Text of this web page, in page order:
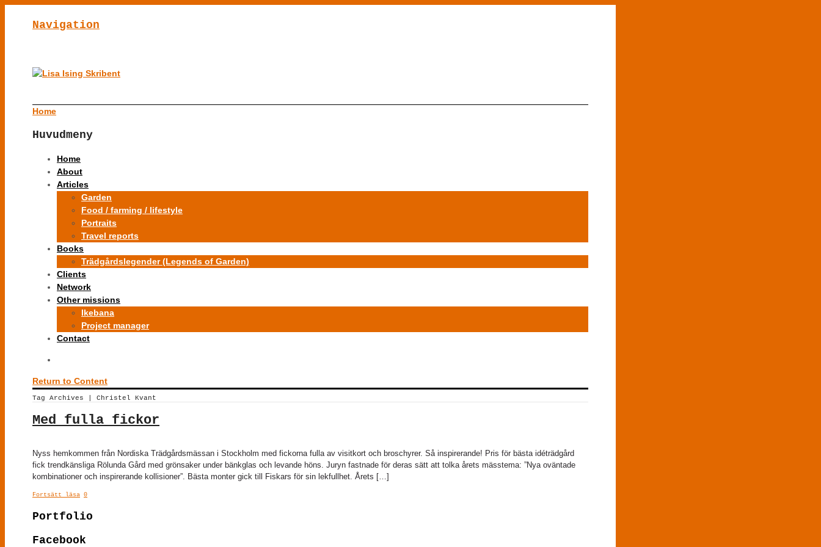
Navigation
Home
Huvudmeny
Home
About
Articles
Garden
Food / farming / lifestyle
Portraits
Travel reports
Books
Trädgårdslegender (Legends of Garden)
Clients
Network
Other missions
Ikebana
Project manager
Contact
Return to Content
Tag Archives | Christel Kvant
Med fulla fickor
Nyss hemkommen från Nordiska Trädgårdsmässan i Stockholm med fickorna fulla av visitkort och broschyrer. Så inspirerande! Pris för bästa idéträdgård
fick trendkänsliga Rölunda Gård med grönsaker under bänkglas och levande höns. Juryn fastnade för deras sätt att tolka årets mässtema: ”Nya oväntade
kombinationer och inspirerande kollisioner”. Bästa monter gick till Fiskars för sin lekfullhet. Årets […]
Fortsätt läsa 0
Portfolio
Facebook